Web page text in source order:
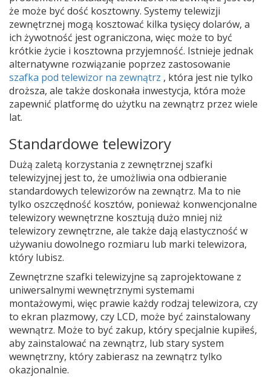
że może być dość kosztowny. Systemy telewizji
zewnętrznej mogą kosztować kilka tysięcy dolarów, a
ich żywotność jest ograniczona, więc może to być
krótkie życie i kosztowna przyjemność. Istnieje jednak
alternatywne rozwiązanie poprzez zastosowanie
szafka pod telewizor na zewnątrz , która jest nie tylko
droższa, ale także doskonała inwestycja, która może
zapewnić platformę do użytku na zewnątrz przez wiele
lat.
Standardowe telewizory
Dużą zaletą korzystania z zewnętrznej szafki
telewizyjnej jest to, że umożliwia ona odbieranie
standardowych telewizorów na zewnątrz. Ma to nie
tylko oszczędność kosztów, ponieważ konwencjonalne
telewizory wewnętrzne kosztują dużo mniej niż
telewizory zewnętrzne, ale także dają elastyczność w
używaniu dowolnego rozmiaru lub marki telewizora,
który lubisz.
Zewnętrzne szafki telewizyjne są zaprojektowane z
uniwersalnymi wewnętrznymi systemami
montażowymi, więc prawie każdy rodzaj telewizora, czy
to ekran plazmowy, czy LCD, może być zainstalowany
wewnątrz. Może to być zakup, który specjalnie kupiłeś,
aby zainstalować na zewnątrz, lub stary system
wewnętrzny, który zabierasz na zewnątrz tylko
okazjonalnie.